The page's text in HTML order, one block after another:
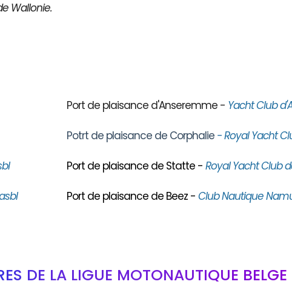
Wallonie.
Port de plaisance d'Anseremme - Yacht Club
Potrt de plaisance de Corphalie - Royal Yacht
Port de plaisance de Statte - Royal Yacht Club
Port de plaisance de Beez - Club Nautique
DE LA LIGUE MOTONAUTIQUE BELGE